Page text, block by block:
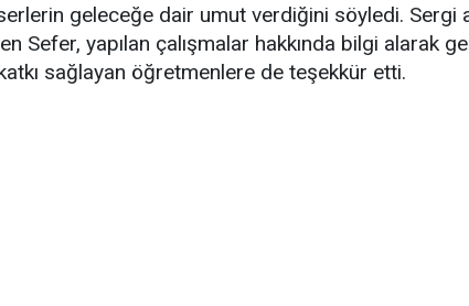
geleceğe dair umut verdiğini söyledi. Sergi
Sefer, yapılan çalışmalar hakkında bilgi alarak
sağlayan öğretmenlere de teşekkür etti.